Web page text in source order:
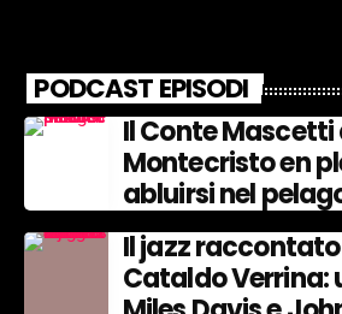
PODCAST EPISODI
Il Conte Mascetti
Montecristo en
abluirsi nel
Il jazz
Cataldo Verrina: